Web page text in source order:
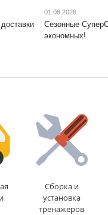
01.08.2026
Сезонные
экономных!
Сборка и
установка
тренажеров